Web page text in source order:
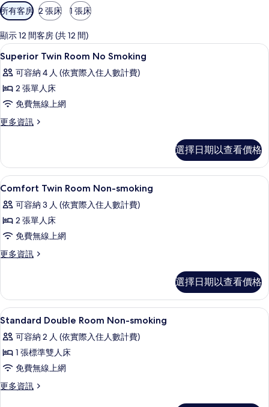
可
用
的
客
房
篩
選
條
所有客房 2 張床 1 張床
顯示 12 間客房 (共 12 間)
顯
示
Superior
Twin
Room
No
所
有
相
片
羽絨被、客房內保險箱、遮光布/窗簾
1
Superior Twin Room No Smoking
可容納 4 人 (依實際入住人數計費)
2 張單人床
免費無線上網
更多資訊
更
Room
No
Smoking
詳
情
選擇日期以查看價格
顯
示
Comfort
Twin
Room
Non-
所
有
相
片
羽絨被、客房內保險箱、遮光布/窗簾
1
Comfort Twin Room Non-smoking
可容納 3 人 (依實際入住人數計費)
2 張單人床
免費無線上網
更多資訊
更
Room
Non-
smoking
詳
情
選擇日期以查看價格
顯
示
Standard
Double
Room
Non-
羽絨被、客房內保險箱、遮光布/窗簾
1
Standard Double Room Non-smoking
可容納 2 人 (依實際入住人數計費)
1 張標準雙人床
免費無線上網
更多資訊
更